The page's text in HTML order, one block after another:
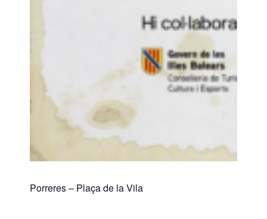
Porreres – Plaça de la Vila